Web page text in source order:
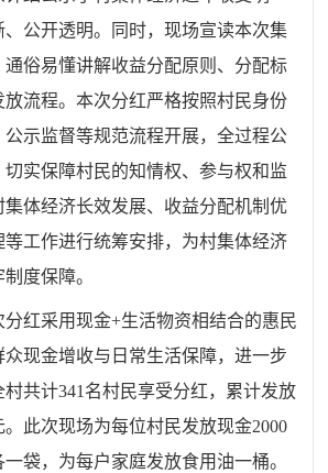
公开透明。同时，现场宣读本次集
俗易懂讲解收益分配原则、分配标
放流程。本次分红严格按照村民身份
示监督等规范流程开展，全过程公
实保障村民的知情权、参与权和监
体经济长效发展、收益分配机制优
等工作进行统筹安排，为村集体经济
度保障。
红采用现金+生活物资相结合的惠民
现金增收与日常生活保障，进一步
共计341名村民享受分红，累计发放
。此次现场为每位村民发放现金2000
袋，为每户家庭发放食用油一桶。